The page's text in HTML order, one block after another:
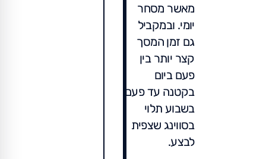
מאשר מסחר
יומי. ובמקביל
גם זמן המסך
קצר יותר בין
פעם ביום
בקטנה עד פעם
בשבוע תלוי
בסווינג שצפית
לבצע.